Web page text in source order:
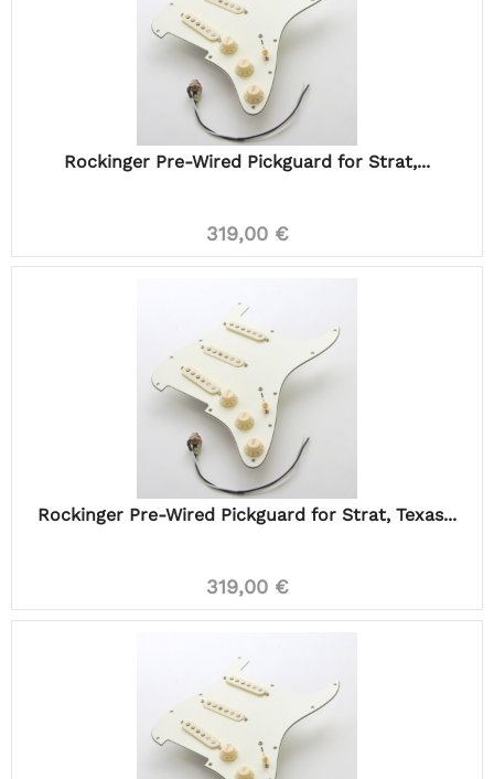
Rockinger Pre-Wired Pickguard for Strat,...
319,00 €
Rockinger Pre-Wired Pickguard for Strat, Texas...
319,00 €